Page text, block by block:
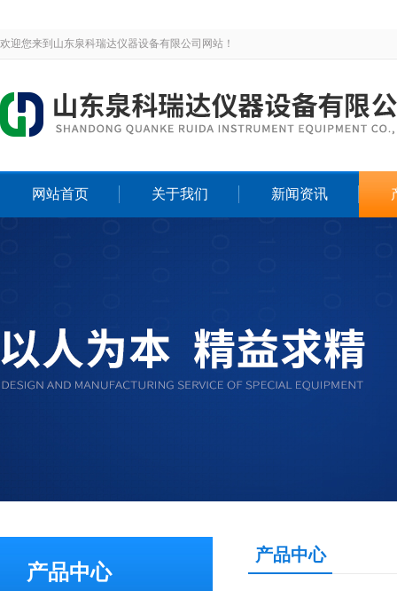
欢迎您来到山东泉科瑞达仪器设备有限公司网站！
网站首页 关于我们 新闻资讯
产品中心
产品中心